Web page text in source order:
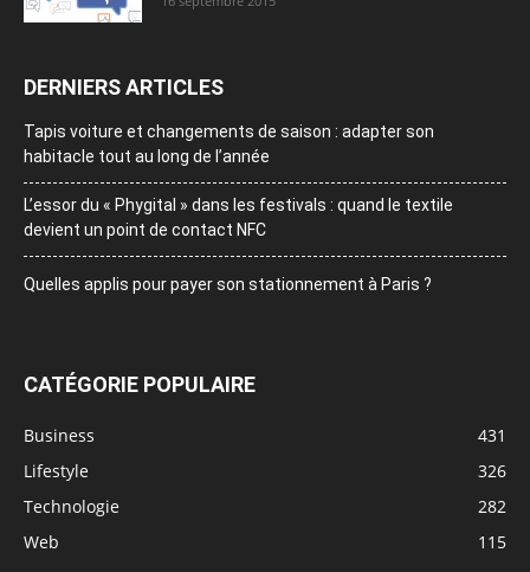
DERNIERS ARTICLES
Tapis voiture et changements de saison : adapter son
habitacle tout au long de l’année
L’essor du « Phygital » dans les festivals : quand le textile
devient un point de contact NFC
Quelles applis pour payer son stationnement à Paris ?
CATÉGORIE POPULAIRE
Business
431
Lifestyle
326
Technologie
282
Web
115